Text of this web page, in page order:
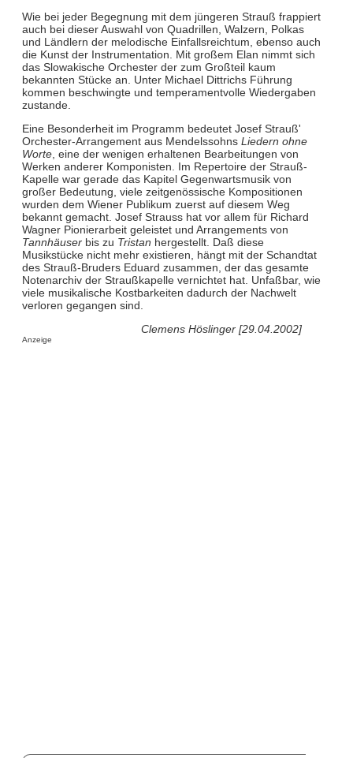
Wie bei jeder Begegnung mit dem jüngeren Strauß frappiert
auch bei dieser Auswahl von Quadrillen, Walzern, Polkas
und Ländlern der melodische Einfallsreichtum, ebenso auch
die Kunst der Instrumentation. Mit großem Elan nimmt sich
das Slowakische Orchester der zum Großteil kaum
bekannten Stücke an. Unter Michael Dittrichs Führung
kommen beschwingte und temperamentvolle Wiedergaben
zustande.
Eine Besonderheit im Programm bedeutet Josef Strauß'
Orchester-Arrangement aus Mendelssohns Liedern ohne
Worte, eine der wenigen erhaltenen Bearbeitungen von
Werken anderer Komponisten. Im Repertoire der Strauß-
Kapelle war gerade das Kapitel Gegenwartsmusik von
großer Bedeutung, viele zeitgenössische Kompositionen
wurden dem Wiener Publikum zuerst auf diesem Weg
bekannt gemacht. Josef Strauss hat vor allem für Richard
Wagner Pionierarbeit geleistet und Arrangements von
Tannhäuserbis zu Tristan hergestellt. Daß diese
Musikstücke nicht mehr existieren, hängt mit der Schandtat
des Strauß-Bruders Eduard zusammen, der das gesamte
Notenarchiv der Straußkapelle vernichtet hat. Unfaßbar, wie
viele musikalische Kostbarkeiten dadurch der Nachwelt
verloren gegangen sind.
Clemens Höslinger [29.04.2002]
Anzeige